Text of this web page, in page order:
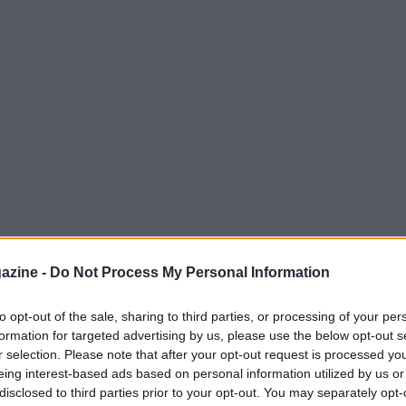
- Do Not Process My Personal Information
opt-out of the sale, sharing to third parties, or processing of your
for targeted advertising by us, please use the below opt-out
selection. Please note that after your opt-out request is processed
interest-based ads based on personal information utilized by us
to third parties prior to your opt-out. You may separately
deiMondiali 2026che si stanno
. Un incontro che promette emozioni
modalità.